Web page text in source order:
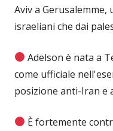
Aviv a Gerusalemme,
israeliani che dai
Adelson è nata a
come ufficiale
posizione anti-Iran e
È fortemente